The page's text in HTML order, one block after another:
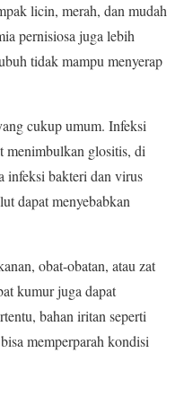
licin, merah, dan mudah
pernisiosa juga lebih
tidak mampu menyerap
cukup umum. Infeksi
menimbulkan glositis, di
infeksi bakteri dan virus
dapat menyebabkan
obat-obatan, atau zat
kumur juga dapat
bahan iritan seperti
memperparah kondisi